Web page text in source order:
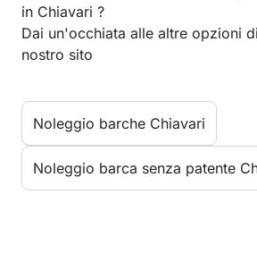
in Chiavari ?
Dai un'occhiata alle altre opzioni
nostro sito
Noleggio barche Chiavari
Noleggio barca senza patente